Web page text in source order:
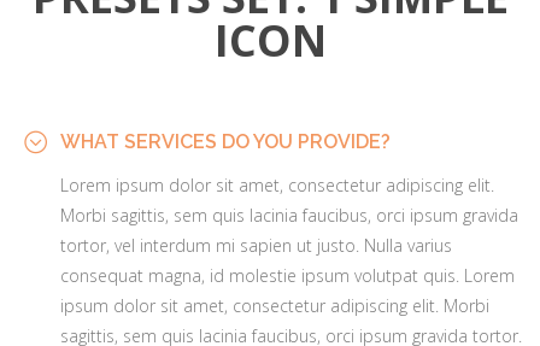
ICON
WHAT SERVICES DO YOU PROVIDE?
Lorem ipsum dolor sit amet, consectetur adipiscing elit.
Morbi sagittis, sem quis lacinia faucibus, orci ipsum gravida
tortor, vel interdum mi sapien ut justo. Nulla varius
consequat magna, id molestie ipsum volutpat quis. Lorem
ipsum dolor sit amet, consectetur adipiscing elit. Morbi
sagittis, sem quis lacinia faucibus, orci ipsum gravida tortor.